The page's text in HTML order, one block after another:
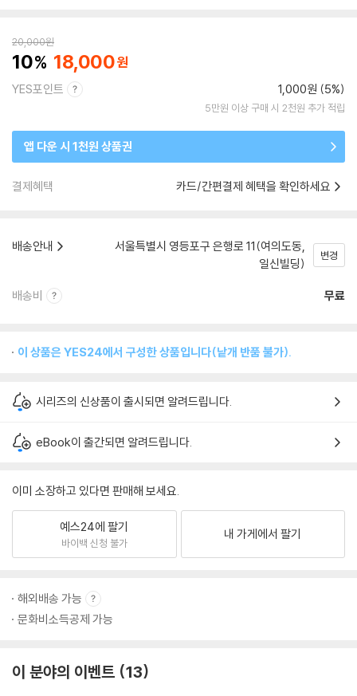
20,000원
10 18,000
YES포인트 1,000원 (5%)
5만원 이상 구매 시 2천원 추가 적립
앱 다운 시 1천원 상품권
결제혜택 카드/간편결제 혜택을 확인하세요
배송안내
서울특별시 영등포구 은행로 11(여의도동,
일신빌딩)
변경
배송비 무료
이 상품은 YES24에서 구성한 상품입니다(낱개 반품 불가).
시리즈의 신상품이 출시되면 알려드립니다.
eBook이 출간되면 알려드립니다.
이미 소장하고 있다면 판매해 보세요.
예스24에 팔기
바이백 신청 불가
내 가게에서 팔기
해외배송 가능
문화비소득공제 가능
이 분야의 이벤트 13